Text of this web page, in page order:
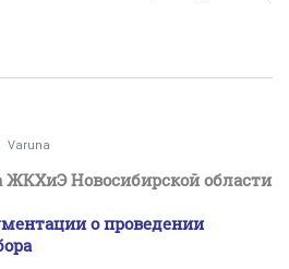
Varuna
ЖКХиЭ Новосибирской области
о проведении